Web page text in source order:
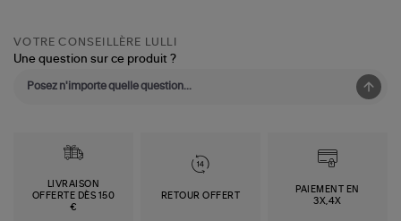
VOTRE CONSEILLÈRE LULLI
Une question sur ce produit ?
LIVRAISON
OFFERTE DÈS 150
€
RETOUR OFFERT
PAIEMENT EN
3X,4X